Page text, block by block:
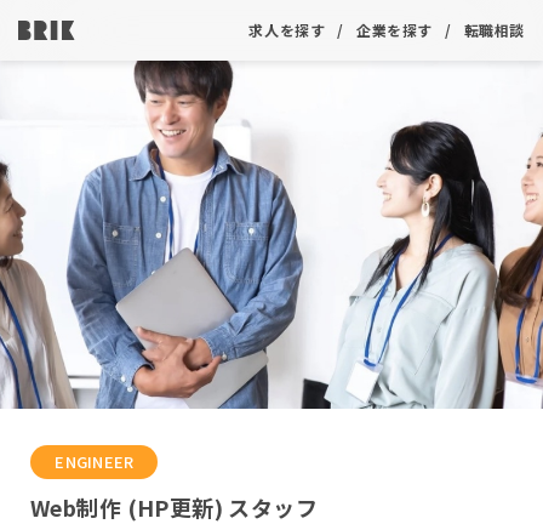
求人を探す 企業を探す 転職相談
ENGINEER
Web制作 (HP更新) スタッフ